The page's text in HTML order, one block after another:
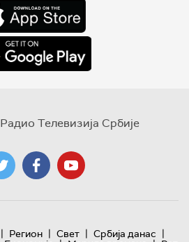
Радио Телевизија Србије
| Регион | Свет | Србија данас |